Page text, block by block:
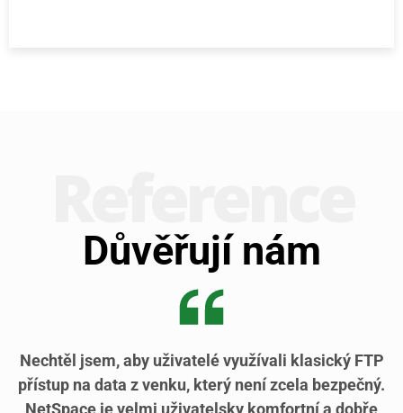
Důvěřují nám
Nechtěl jsem, aby uživatelé využívali klasický FTP
přístup na data z venku, který není zcela bezpečný.